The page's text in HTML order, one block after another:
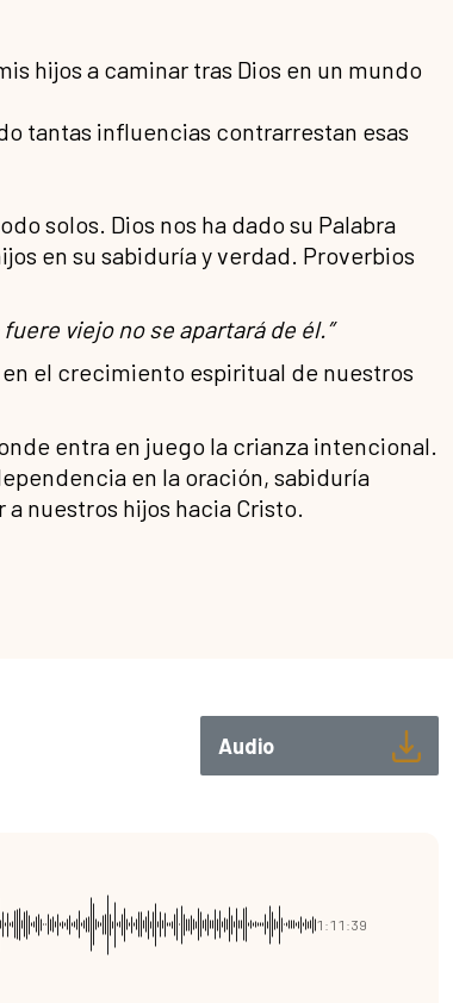
hijos a caminar tras Dios en un mundo
tantas influencias contrarrestan esas
solos. Dios nos ha dado su Palabra
en su sabiduría y verdad. Proverbios
viejo no se apartará de él.”
el crecimiento espiritual de nuestros
entra en juego la crianza intencional.
en la oración, sabiduría
nuestros hijos hacia Cristo.
Audio
1:11:39